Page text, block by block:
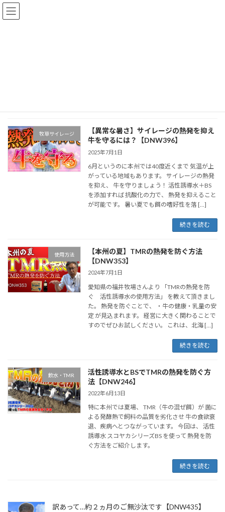
コ
ン
ナ
ビ
牧草サイレージ
【異常な暑さ】サイレージの熱発を抑え
牛を守るには？【DNW396】
2025年7月1日
6月というのに本州では40度近くまで 気温が上
がっている地域もあります。 サイレージの熱発
を抑え、 牛を守りましょう！ 活性誘導水＋BS
を添加すれば 抗酸化の力で、 熱発を抑えること
が可能です。 暑い夏でも餌の嗜好性を落 […]
続きを読む
使用方法
【本州の夏】TMRの熱発を防ぐ方法
【DNW353】
2024年7月1日
愛知県の福井牧場さんより 「TMRの熱発を防
ぐ 活性誘導水の使用方法」 を教えて頂きまし
た。 熱発を防ぐことで、 ・牛の健康・乳量の安
定 が見込まれます。 経営に大きく関わることで
すのでぜひお試しください。 これは、北海 […]
続きを読む
飲水・TMR
活性誘導水とBSでTMRの熱発を防ぐ方
法【DNW246】
2022年6月13日
特に本州では夏場、 TMR（牛の混ぜ餌）が 菌に
よる発酵熱で飼料の品質を劣化させ 牛の食欲衰
退、疾病へとつながっています。 今回は、 活性
誘導水 スコヤカシリーズBS を使って 熱発を防
ぐ方法をご紹介します。
続きを読む
訳あって…約２ヵ月のご無沙汰です【DNW435】